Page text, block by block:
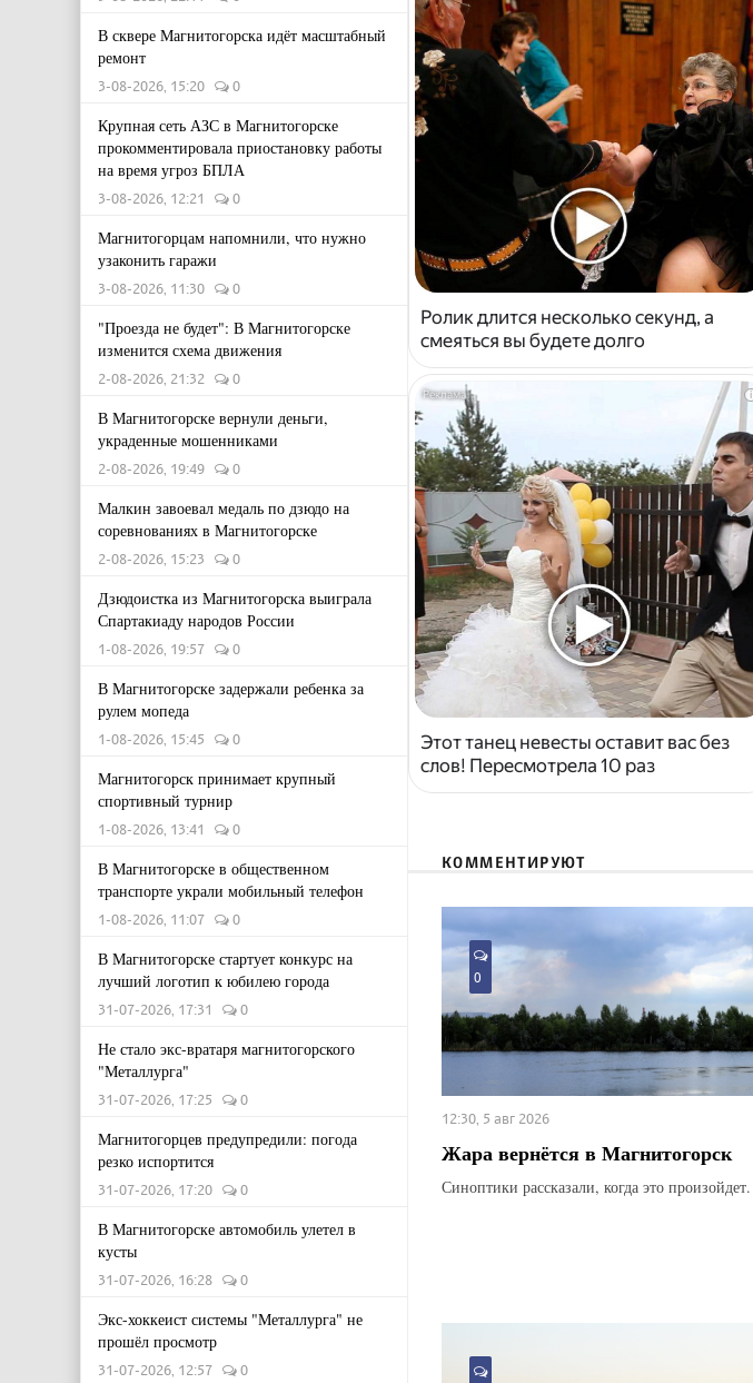
В сквере Магнитогорска идёт масштабный
ремонт
3-08-2026, 15:20 0
Крупная сеть АЗС в Магнитогорске
прокомментировала приостановку работы
на время угроз БПЛА
3-08-2026, 12:21 0
Магнитогорцам напомнили, что нужно
узаконить гаражи
3-08-2026, 11:30 0
"Проезда не будет": В Магнитогорске
изменится схема движения
2-08-2026, 21:32 0
В Магнитогорске вернули деньги,
украденные мошенниками
2-08-2026, 19:49 0
Малкин завоевал медаль по дзюдо на
соревнованиях в Магнитогорске
2-08-2026, 15:23 0
Дзюдоистка из Магнитогорска выиграла
Спартакиаду народов России
1-08-2026, 19:57 0
В Магнитогорске задержали ребенка за
рулем мопеда
1-08-2026, 15:45 0
Магнитогорск принимает крупный
спортивный турнир
1-08-2026, 13:41 0
В Магнитогорске в общественном
транспорте украли мобильный телефон
1-08-2026, 11:07 0
В Магнитогорске стартует конкурс на
лучший логотип к юбилею города
31-07-2026, 17:31 0
Не стало экс-вратаря магнитогорского
"Металлурга"
31-07-2026, 17:25 0
Магнитогорцев предупредили: погода
резко испортится
31-07-2026, 17:20 0
В Магнитогорске автомобиль улетел в
кусты
31-07-2026, 16:28 0
Экс-хоккеист системы "Металлурга" не
прошёл просмотр
31-07-2026, 12:57 0
Ролик длится несколько секунд, а
смеяться вы будете долго
i
Этот танец невесты оставит вас без
слов! Пересмотрела 10 раз
КОММЕНТИРУЮТ
0
12:30, 5 авг 2026
Жара вернётся в Магнитогорск
Синоптики рассказали, когда это произойдет.